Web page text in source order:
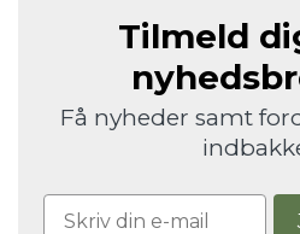
Tilmeld
Få nyheder samt